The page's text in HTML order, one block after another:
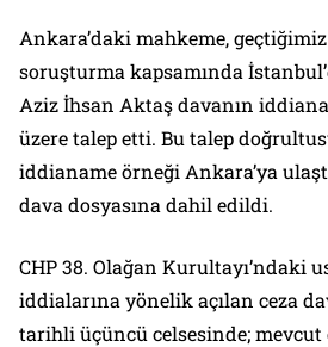
Ankara’daki mahkeme,
soruşturma kapsamında
Aziz İhsan Aktaş davanın
üzere talep etti. Bu talep
iddianame örneği Ankara’ya
dava dosyasına dahil edildi.
CHP 38. Olağan Kurultayı’ndaki
iddialarına yönelik açılan ceza
tarihli üçüncü celsesinde; mevcut